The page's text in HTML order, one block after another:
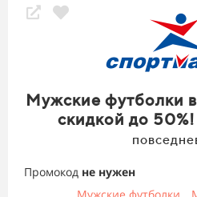
Мужские футболки
скидкой до 50%!
Промокод не нужен